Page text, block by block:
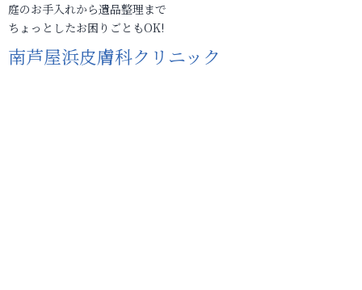
庭のお手入れから遺品整理まで
ちょっとしたお困りごともOK!
南芦屋浜皮膚科クリニック